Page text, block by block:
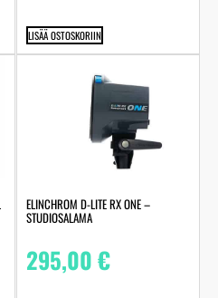
LISÄÄ OSTOSKORIIN
ELINCHROM D-LITE RX ONE –
STUDIOSALAMA
295,00€